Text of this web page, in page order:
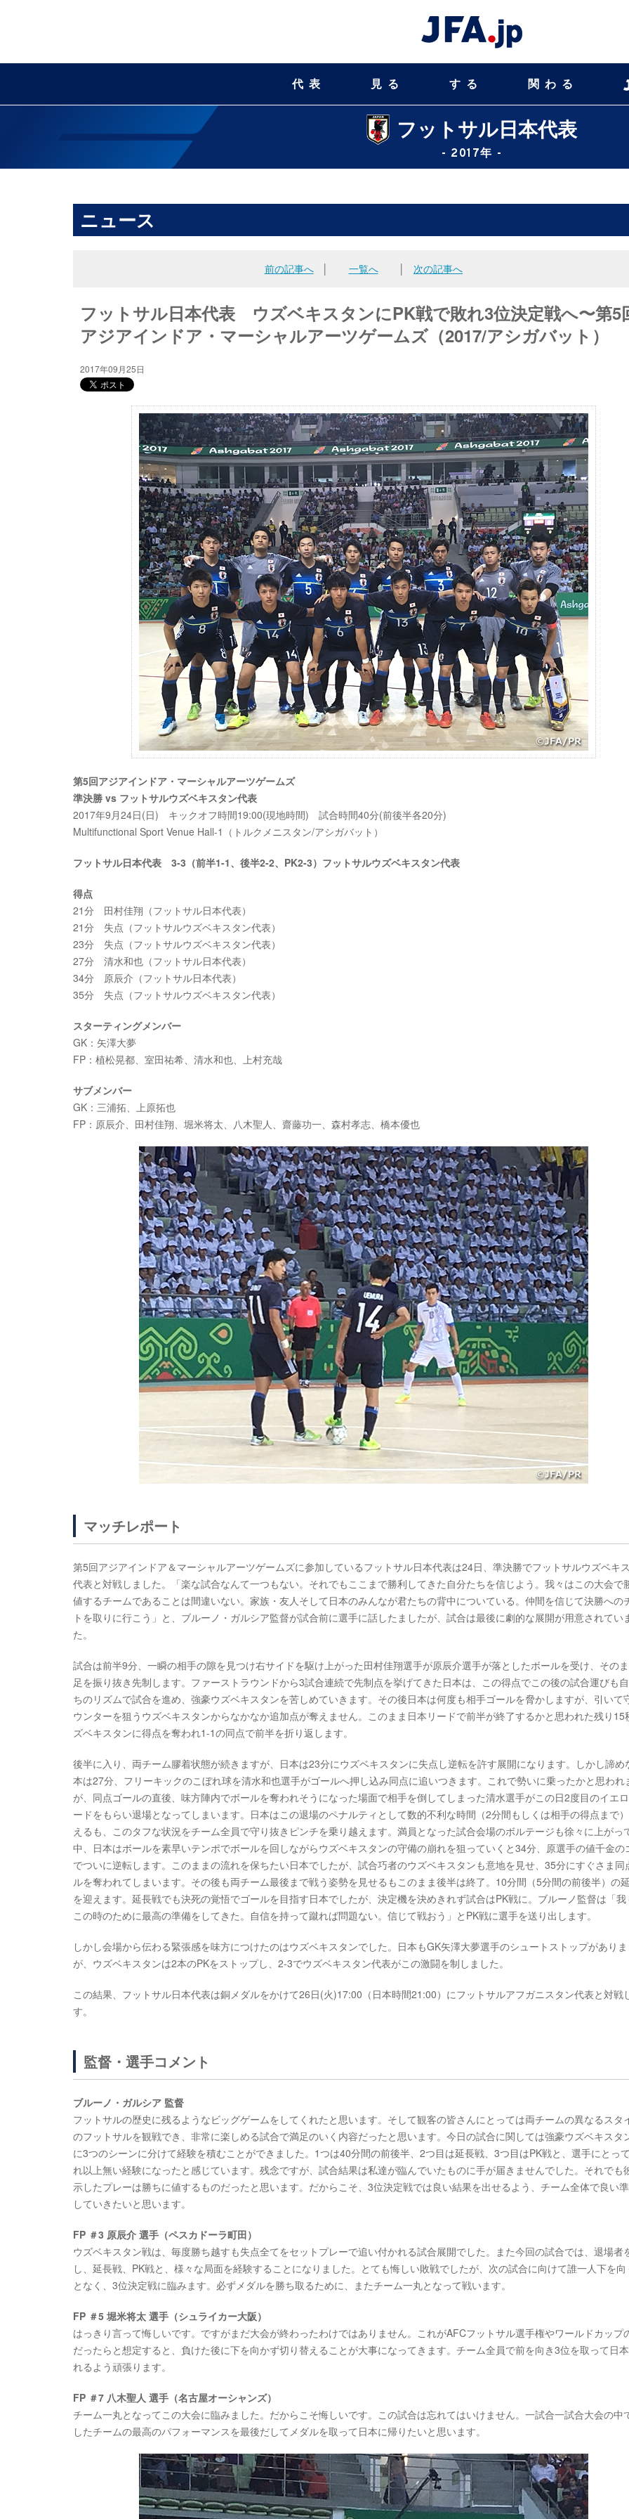
代表 見る する 関わる
フットサル日本代表
- 2017年 -
ニュース
前の記事へ│ 一覧へ 次の記事へ
フットサル日本代表 ウズベキスタンにPK戦で敗れ3位決定戦へ〜第5
アジアインドア・マーシャルアーツゲームズ（2017/アシガバット）
2017年09月25日
第5回アジアインドア・マーシャルアーツゲームズ
準決勝 vs フットサルウズベキスタン代表
2017年9月24日(日) キックオフ時間19:00(現地時間) 試合時間40分(前後半各20分)
Multifunctional Sport Venue Hall-1（トルクメニスタン/アシガバット）
フットサル日本代表 3-3（前半1-1、後半2-2、PK2-3）フットサルウズベキスタン代表
得点
21分 田村佳翔（フットサル日本代表）
21分 失点（フットサルウズベキスタン代表）
23分 失点（フットサルウズベキスタン代表）
27分 清水和也（フットサル日本代表）
34分 原辰介（フットサル日本代表）
35分 失点（フットサルウズベキスタン代表）
スターティングメンバー
GK：矢澤大夢
FP：植松晃都、室田祐希、清水和也、上村充哉
サブメンバー
GK：三浦拓、上原拓也
FP：原辰介、田村佳翔、堀米将太、八木聖人、齋藤功一、森村孝志、橋本優也
マッチレポート
第5回アジアインドア＆マーシャルアーツゲームズに参加しているフットサル日本代表は24日、準決勝でフットサルウズベキ
代表と対戦しました。「楽な試合なんて一つもない。それでもここまで勝利してきた自分たちを信じよう。我々はこの大会で
値するチームであることは間違いない。家族・友人そして日本のみんなが君たちの背中についている。仲間を信じて決勝への
トを取りに行こう」と、ブルーノ・ガルシア監督が試合前に選手に話したましたが、試合は最後に劇的な展開が用意されてい
た。
試合は前半9分、一瞬の相手の隙を見つけ右サイドを駆け上がった田村佳翔選手が原辰介選手が落としたボールを受け、その
足を振り抜き先制します。ファーストラウンドから3試合連続で先制点を挙げてきた日本は、この得点でこの後の試合運びも
ちのリズムで試合を進め、強豪ウズベキスタンを苦しめていきます。その後日本は何度も相手ゴールを脅かしますが、引いて
ウンターを狙うウズベキスタンからなかなか追加点が奪えません。このまま日本リードで前半が終了するかと思われた残り15
ズベキスタンに得点を奪われ1-1の同点で前半を折り返します。
後半に入り、両チーム膠着状態が続きますが、日本は23分にウズベキスタンに失点し逆転を許す展開になります。しかし諦め
本は27分、フリーキックのこぼれ球を清水和也選手がゴールへ押し込み同点に追いつきます。これで勢いに乗ったかと思われ
が、同点ゴールの直後、味方陣内でボールを奪われそうになった場面で相手を倒してしまった清水選手がこの日2度目のイエ
ードをもらい退場となってしまいます。日本はこの退場のペナルティとして数的不利な時間（2分間もしくは相手の得点まで
えるも、このタフな状況をチーム全員で守り抜きピンチを乗り越えます。満員となった試合会場のボルテージも徐々に上がっ
中、日本はボールを素早いテンポでボールを回しながらウズベキスタンの守備の崩れを狙っていくと34分、原選手の値千金の
でついに逆転します。このままの流れを保ちたい日本でしたが、試合巧者のウズベキスタンも意地を見せ、35分にすぐさま同
ルを奪われてしまいます。その後も両チーム最後まで戦う姿勢を見せるもこのまま後半は終了。10分間（5分間の前後半）の
を迎えます。延長戦でも決死の覚悟でゴールを目指す日本でしたが、決定機を決めきれず試合はPK戦に。ブルーノ監督は「我
この時のために最高の準備をしてきた。自信を持って蹴れば問題ない。信じて戦おう」とPK戦に選手を送り出します。
しかし会場から伝わる緊張感を味方につけたのはウズベキスタンでした。日本もGK矢澤大夢選手のシュートストップがあり
が、ウズベキスタンは2本のPKをストップし、2-3でウズベキスタン代表がこの激闘を制しました。
この結果、フットサル日本代表は銅メダルをかけて26日(火)17:00（日本時間21:00）にフットサルアフガニスタン代表と対戦
す。
監督・選手コメント
ブルーノ・ガルシア 監督
フットサルの歴史に残るようなビッグゲームをしてくれたと思います。そして観客の皆さんにとっては両チームの異なるスタ
のフットサルを観戦でき、非常に楽しめる試合で満足のいく内容だったと思います。今日の試合に関しては強豪ウズベキスタ
に3つのシーンに分けて経験を積むことができました。1つは40分間の前後半、2つ目は延長戦、3つ目はPK戦と、選手にとっ
れ以上無い経験になったと感じています。残念ですが、試合結果は私達が臨んでいたものに手が届きませんでした。それでも
示したプレーは勝ちに値するものだったと思います。だからこそ、3位決定戦では良い結果を出せるよう、チーム全体で良い
していきたいと思います。
FP ＃3 原辰介 選手（ペスカドーラ町田）
ウズベキスタン戦は、毎度勝ち越すも失点全てをセットプレーで追い付かれる試合展開でした。また今回の試合では、退場者
し、延長戦、PK戦と、様々な局面を経験することになりました。とても悔しい敗戦でしたが、次の試合に向けて誰一人下を向
となく、3位決定戦に臨みます。必ずメダルを勝ち取るために、またチーム一丸となって戦います。
FP ＃5 堀米将太 選手（シュライカー大阪）
はっきり言って悔しいです。ですがまだ大会が終わったわけではありません。これがAFCフットサル選手権やワールドカップ
だったらと想定すると、負けた後に下を向かず切り替えることが大事になってきます。チーム全員で前を向き3位を取って日
れるよう頑張ります。
FP ＃7 八木聖人 選手（名古屋オーシャンズ）
チーム一丸となってこの大会に臨みました。だからこそ悔しいです。この試合は忘れてはいけません。一試合一試合大会の中
したチームの最高のパフォーマンスを最後だしてメダルを取って日本に帰りたいと思います。